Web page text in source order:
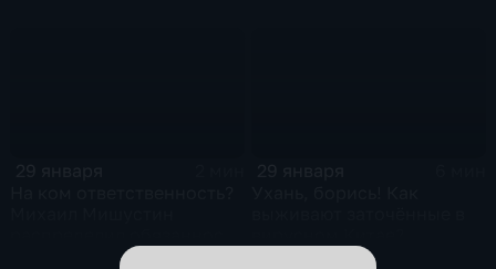
вице-премьеров